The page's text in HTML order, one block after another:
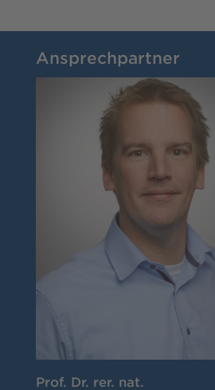
Ansprechpartner
Prof. Dr. rer. nat.